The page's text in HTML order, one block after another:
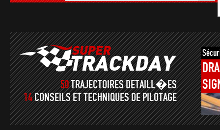
50TRAJECTOIRES DETAILL�ES
14CONSEILS ET TECHNIQUES DE PILOTAGE